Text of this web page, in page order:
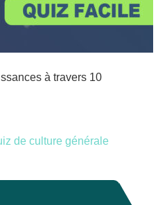
à travers 10
de culture générale